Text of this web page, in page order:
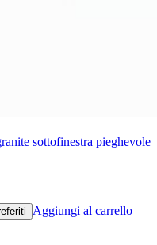
sottofinestra pieghevole
Aggiungi al carrello